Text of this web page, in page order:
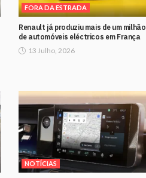
FORA DA ESTRADA
Renault já produziu mais de um milhão
de automóveis eléctricos em França
13 Julho, 2026
NOTÍCIAS